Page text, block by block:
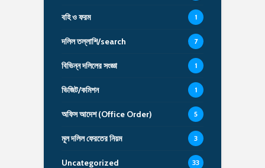
বহি ও ফরম 1
দলিল তল্লাশি/search 7
বিভিন্ন দলিলের সংজ্ঞা 1
ভিজিট/কমিশন 1
অফিস আদেশ (Office Order) 5
মূল দলিল ফেরতের নিয়ম 3
Uncategorized 33